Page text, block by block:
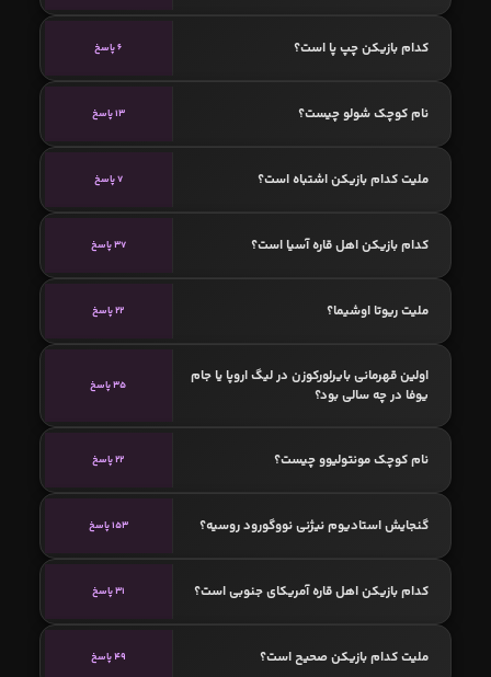
کدام بازیکن چپ پا است؟ 6 پاسخ
نام کوچک شولو چیست؟ 13 پاسخ
ملیت کدام بازیکن اشتباه است؟ 7 پاسخ
کدام بازیکن اهل قاره آسیا است؟ 37 پاسخ
ملیت ریوتا اوشیما؟ 22 پاسخ
اولین قهرمانی بایرلورکوزن در لیگ اروپا یا جام
یوفا در چه سالی بود؟
35 پاسخ
نام کوچک مونتولیوو چیست؟ 22 پاسخ
گنجایش استادیوم نیژنی نووگورود روسیه؟ 153 پاسخ
کدام بازیکن اهل قاره آمریکای جنوبی است؟ 31 پاسخ
ملیت کدام بازیکن صحیح است؟ 49 پاسخ